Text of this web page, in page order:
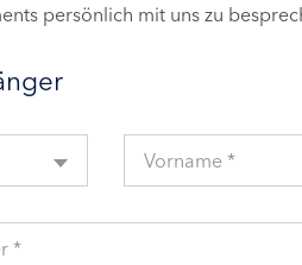
persönlich mit uns zu
Vorname *
*